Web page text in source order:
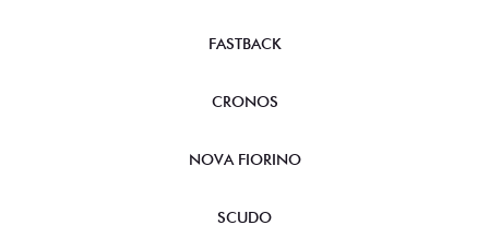
FASTBACK
CRONOS
NOVA FIORINO
SCUDO